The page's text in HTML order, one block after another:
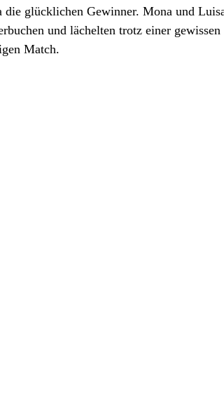
glücklichen Gewinner. Mona und
und lächelten trotz einer
Match.